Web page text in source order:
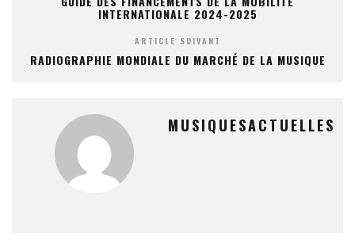
INTERNATIONALE 2024-2025
ARTICLE SUIVANT
RADIOGRAPHIE MONDIALE DU MARCHÉ DE LA MUSIQUE
MUSIQUESACTUELLES